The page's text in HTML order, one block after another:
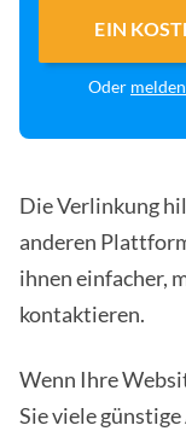
EIN
Oder
Die Verlinkung
anderen
ihnen einfacher,
kontaktieren.
Wenn Ihre
Sie viele